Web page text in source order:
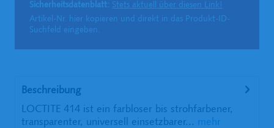
Sicherheitsdatenblatt: Stets aktuell über diesen Link!
Artikel-Nr. hier kopieren und direkt in das Produkt-ID-
Suchfeld eingeben.
Beschreibung
LOCTITE 414 ist ein farbloser bis strohfarbener,
transparenter, universell einsetzbarer... mehr